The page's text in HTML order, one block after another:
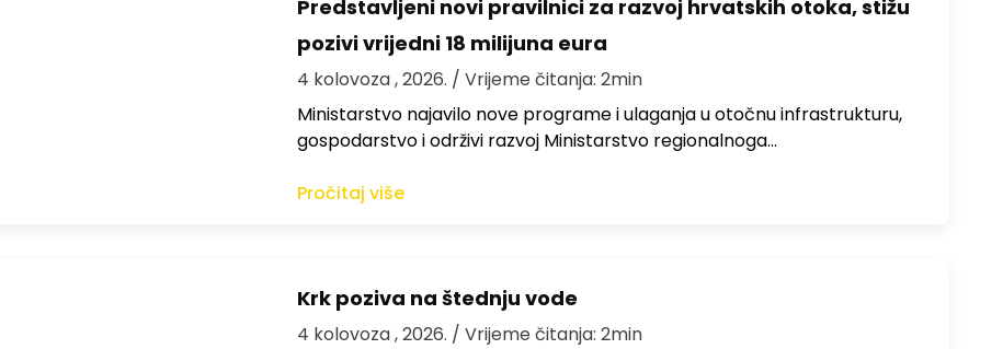
Predstavljeni novi pravilnici za razvoj hrvatskih otoka, stižu
pozivi vrijedni 18 milijuna eura
4 kolovoza , 2026. / Vrijeme čitanja: 2min
Ministarstvo najavilo nove programe i ulaganja u otočnu infrastrukturu,
gospodarstvo i održivi razvoj Ministarstvo regionalnoga…
Pročitaj više
Krk poziva na štednju vode
4 kolovoza , 2026. / Vrijeme čitanja: 2min